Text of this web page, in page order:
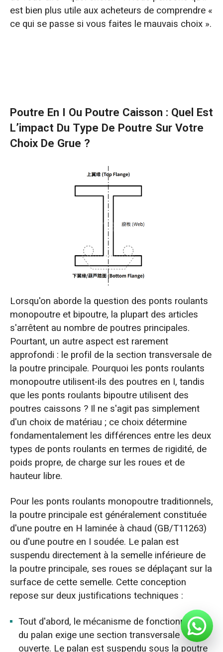
est bien plus utile aux acheteurs de comprendre «
ce qui se passe si vous faites le mauvais choix ».
Poutre En I Ou Poutre Caisson : Quel Est
L’impact Du Type De Poutre Sur Votre
Choix De Grue ?
Lorsqu'on aborde la question des ponts roulants
monopoutre et bipoutre, la plupart des articles
s'arrêtent au nombre de poutres principales.
Pourtant, un autre aspect est rarement
approfondi : le profil de la section transversale de
la poutre principale. Pourquoi les ponts roulants
monopoutre utilisent-ils des poutres en I, tandis
que les ponts roulants bipoutre utilisent des
poutres caissons ? Il ne s'agit pas simplement
d'un choix de matériau ; ce choix détermine
fondamentalement les différences entre les deux
types de ponts roulants en termes de rigidité, de
poids propre, de charge sur les roues et de
hauteur libre.
Pour les ponts roulants monopoutre traditionnels,
la poutre principale est généralement constituée
d'une poutre en H laminée à chaud (GB/T11263)
ou d'une poutre en I soudée. Le palan est
suspendu directement à la semelle inférieure de
la poutre principale, ses roues se déplaçant sur la
surface de cette semelle. Cette conception
repose sur deux justifications techniques :
Tout d'abord, le mécanisme de fonctionnement
du palan exige une section transversale
ouverte. Le palan est suspendu sous la poutre